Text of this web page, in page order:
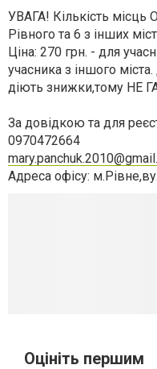
УВАГА! Кількість
Рівного та 6 з інших
Ціна: 270 грн. - для
учасника з іншого
діють знижки,тому НЕ
За довідкою та для
0970472664
Адреса офісу:
Оцініть першим